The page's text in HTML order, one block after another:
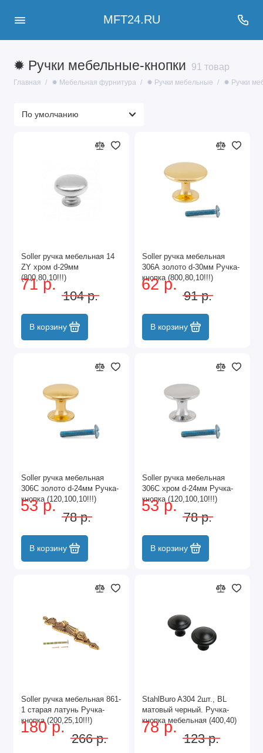
MFT24.RU
✹ Ручки мебельные-кнопки 91 товар
Главная ✹ Мебельная фурнитура ✹ Ручки мебельные ✹ Ручки
Soller ручка мебельная 14
ZY хром d-29мм
(800,80,10!!!)
71 р.
104 р.
В корзину
Soller ручка мебельная
306А золото d-30мм Ручка-
кнопка (800,80,10!!!)
62 р.
91 р.
В корзину
Soller ручка мебельная
306С золото d-24мм Ручка-
кнопка (120,100,10!!!)
53 р.
78 р.
В корзину
Soller ручка мебельная
306С хром d-24мм Ручка-
кнопка (120,100,10!!!)
53 р.
78 р.
В корзину
Soller ручка мебельная 861-
1 старая латунь Ручка-
кнопка (200,25,10!!!)
180 р.
266 р.
StahlBuro A304 2шт., BL
матовый черный. Ручка-
кнопка мебельная (400,40)
78 р.
123 р.